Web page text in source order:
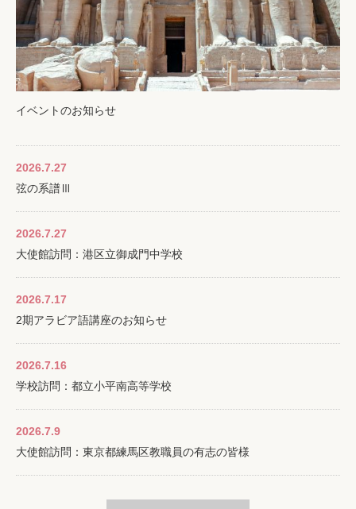
イベントのお知らせ
2026.7.27
弦の系譜Ⅲ
2026.7.27
大使館訪問：港区立御成門中学校
2026.7.17
2期アラビア語講座のお知らせ
2026.7.16
学校訪問：都立小平南高等学校
2026.7.9
大使館訪問：東京都練馬区教職員の有志の皆様